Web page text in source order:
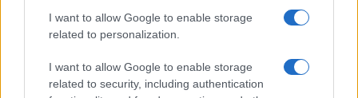
I want to allow Google to enable storage
related to personalization.
I want to allow Google to enable storage
related to security, including authentication
Segnala